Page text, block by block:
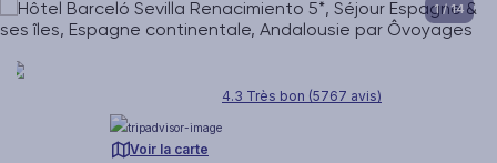
1/ 14
4.3 Très bon (5767 avis)
Voir la carte